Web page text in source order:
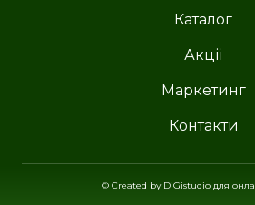
Каталог
Акціі
Маркетинг
Контакти
© Created by DiGistudio для